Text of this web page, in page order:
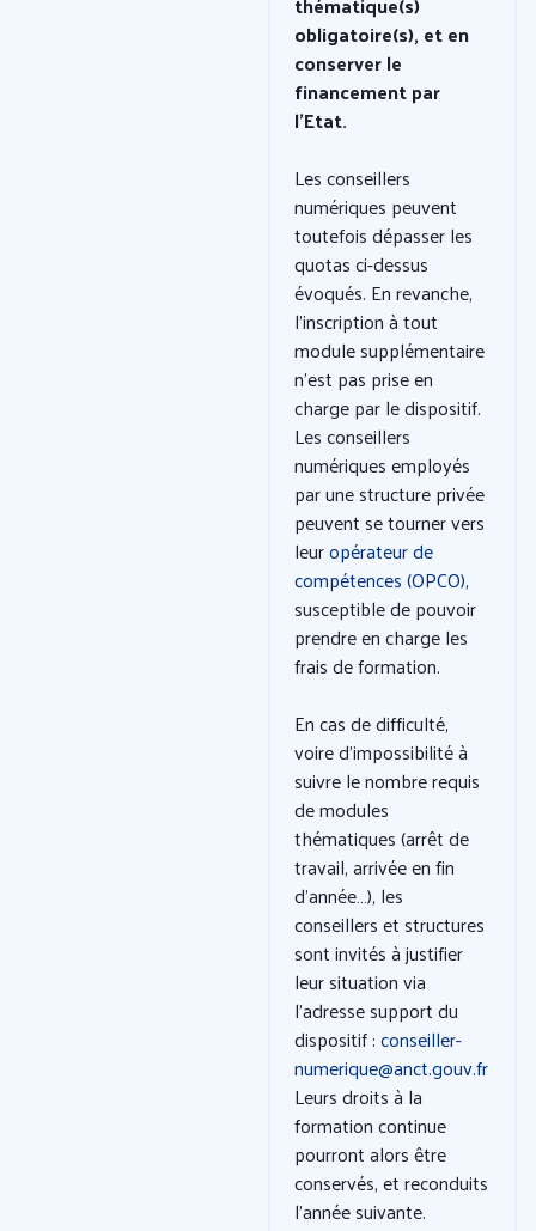
obligatoire(s), et en
conserver le
financement par
l’Etat.
Les conseillers
numériques peuvent
toutefois dépasser les
quotas ci-dessus
évoqués. En revanche,
l’inscription à tout
module supplémentaire
n’est pas prise en
charge par le dispositif.
Les conseillers
numériques employés
par une structure privée
peuvent se tourner vers
leuropérateur de
compétences (OPCO),
susceptible de pouvoir
prendre en charge les
frais de formation.
En cas de difficulté,
voire d’impossibilité à
suivre le nombre requis
de modules
thématiques (arrêt de
travail, arrivée en fin
d’année…), les
conseillers et structures
sont invités à justifier
leur situation via
l’adresse support du
dispositif :conseiller-
numerique@anct.gouv.fr
Leurs droits à la
formation continue
pourront alors être
conservés, et reconduits
l’année suivante.